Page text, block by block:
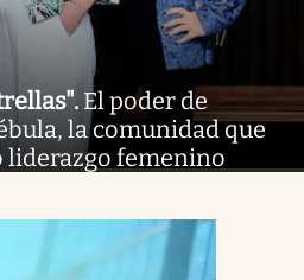
. El poder de
la comunidad que
liderazgo femenino